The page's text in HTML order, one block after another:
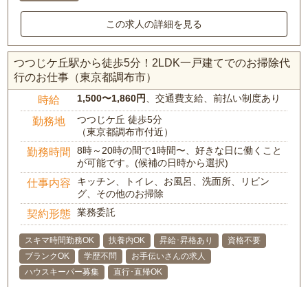
この求人の詳細を見る
つつじケ丘駅から徒歩5分！2LDK一戸建てでのお掃除代
行のお仕事（東京都調布市）
時給 1,500〜1,860円 、交通費支給、前払い制度あり
勤務地
つつじケ丘 徒歩5分
（東京都調布市付近）
勤務時間
8時～20時の間で1時間〜、好きな日に働くこと
が可能です。(候補の日時から選択)
仕事内容
キッチン、トイレ、お風呂、洗面所、リビン
グ、その他のお掃除
契約形態 業務委託
スキマ時間勤務OK 扶養内OK 昇給･昇格あり
資格不要
ブランクOK
学歴不問
お手伝いさんの求人
ハウスキーパー募集
直行･直帰OK